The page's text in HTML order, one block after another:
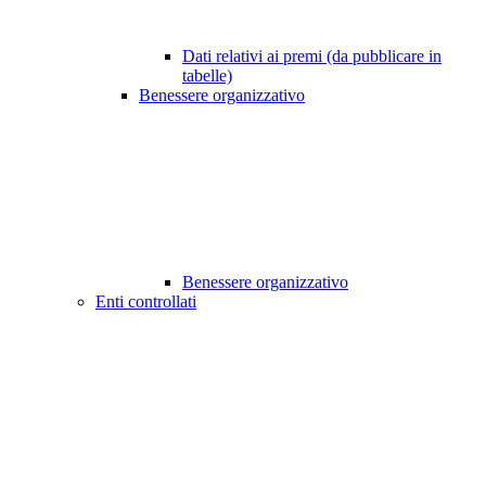
Dati relativi ai premi (da pubblicare in
tabelle)
Benessere organizzativo
Benessere organizzativo
Enti controllati